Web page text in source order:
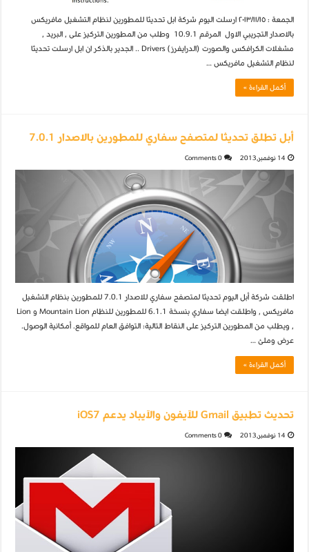
الجمعة : ٢٠١٣/١١/١٥ ارسلت اليوم شركة ابل تحديثا للمطورين لنظام التشغيل مافريكس
بالاصدار التجريبي الاول المرقم 10.9.1 وطلب من المطورين التركيز على , البريد ,
مشغلات الكرافكس والصورت (الدرايفرز) Drivers .. الجدير بالذكر ان ابل ارسلت تحديثا
لنظام التشغيل مافريكس …
أكمل القراءة »
أبل تطلق تحديثا لمتصفح سفاري للمطورين بالاصدار 7.0.1
14 نوفمبر,2013 0 Comments
اطلقت شركة أبل اليوم تحديثا لمتصفح سفاري للاصدار 7.0.1 للمطورين بنظام التشغيل
مافريكس , واطلقت ايضا سفاري بنسخة 6.1.1 للمطورين للنظام Mountain Lion و Lion
, ويطلب من المطورين التركيز على النقاط التالية: التوافق العام للمواقع. أمكانية الوصول.
عرض وملئ …
أكمل القراءة »
تحديث تطبيق Gmail للآيفون والآيباد يدعم iOS7
14 نوفمبر,2013 0 Comments